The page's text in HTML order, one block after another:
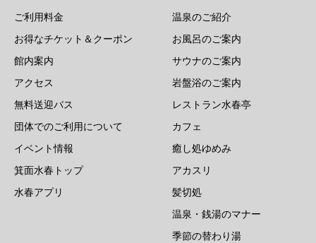
ご利用料金
お得なチケット＆クーポン
館内案内
アクセス
無料送迎バス
団体でのご利用について
イベント情報
箕面水春トップ
水春アプリ
温泉のご紹介
お風呂のご案内
サウナのご案内
岩盤浴のご案内
レストラン水春亭
カフェ
癒し処ゆめみ
アカスリ
髪切処
温泉・銭湯のマナー
季節の替わり湯